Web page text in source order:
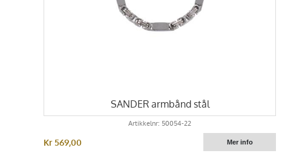
SANDER armbånd stål
Artikkelnr: 50054-22
Kr 569,00